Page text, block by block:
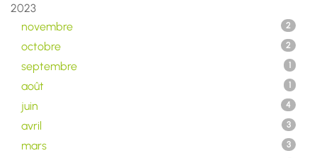
2023
novembre
2
octobre 2
septembre 1
août 1
juin 4
avril 3
mars 3